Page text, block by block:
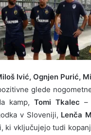
Ivić, Ognjen Purić,
glede
kamp,Tomi Tkalec –
v Sloveniji, Lenča
ki vključujejo tudi